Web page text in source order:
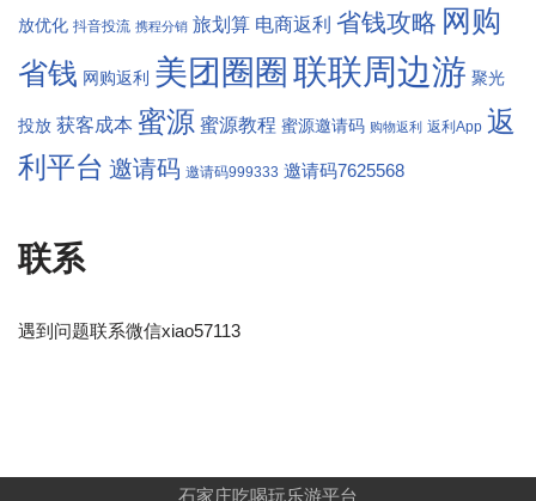
放优化 抖音投流 携程分销 旅划算 电商返利 省钱攻略 网购
省钱 网购返利 美团圈圈 联联周边游 聚光
投放 获客成本 蜜源 蜜源教程 蜜源邀请码 购物返利 返利App 返
利平台 邀请码 邀请码999333 邀请码7625568
联系
遇到问题联系微信xiao57113
石家庄吃喝玩乐游平台